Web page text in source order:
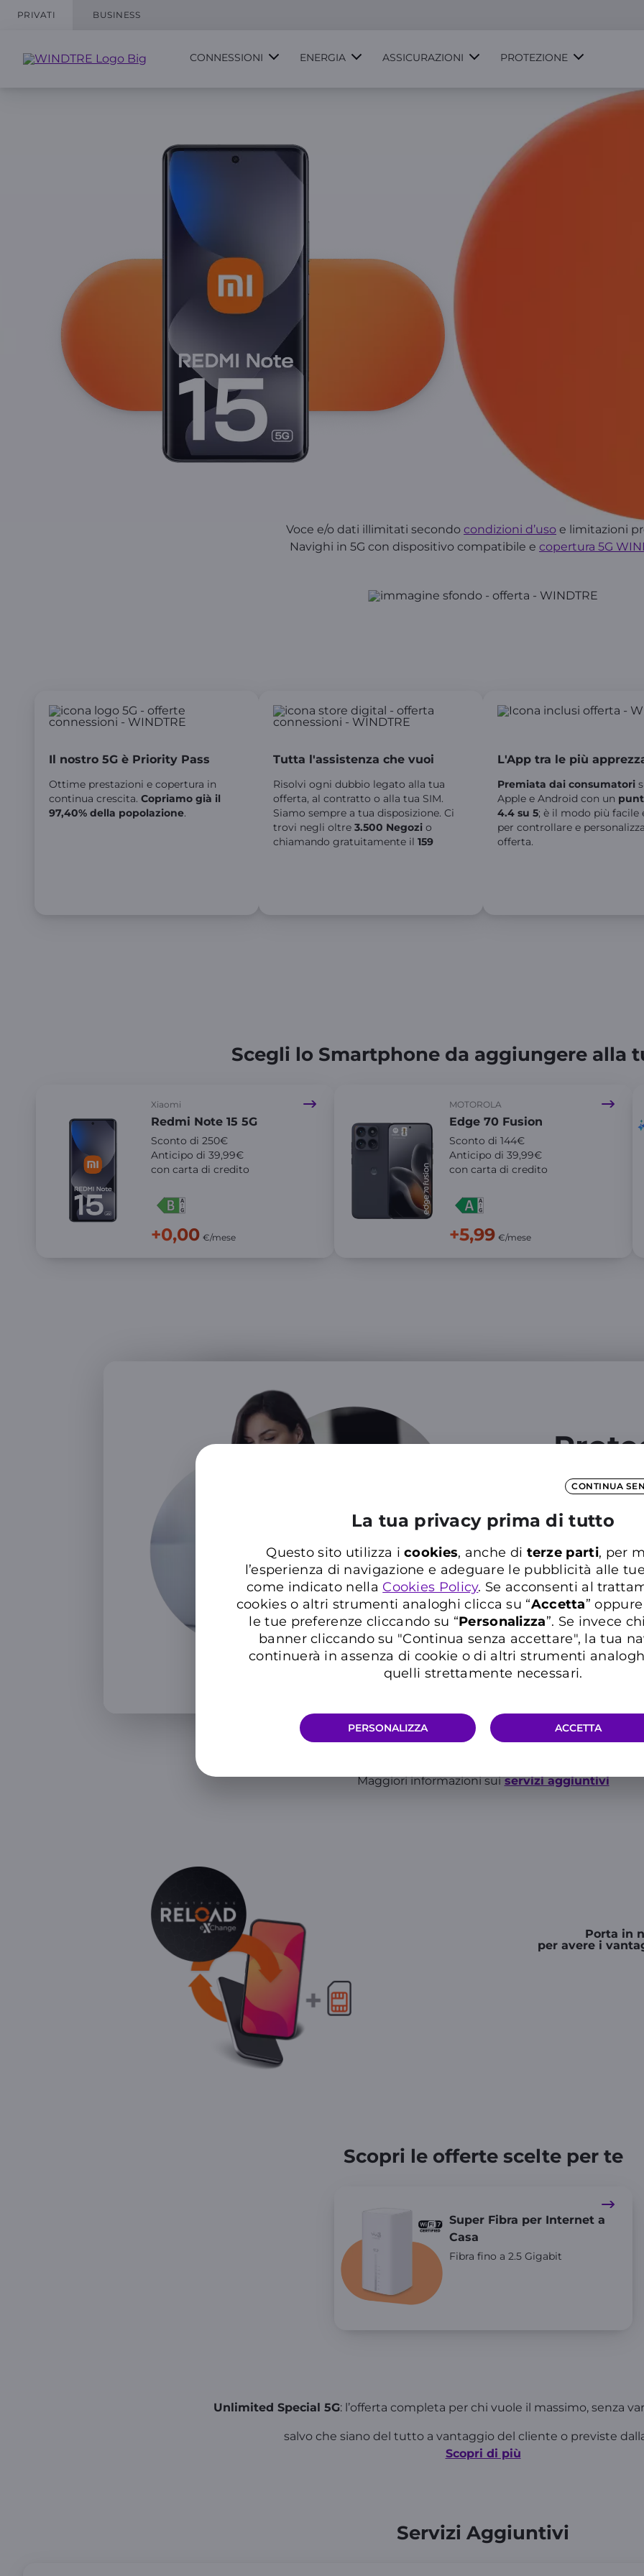
CONTINUA
La tua privacy prima di tutto
Questo sito utilizza icookies, anche di terze parti, per
l’esperienza di navigazione e adeguare le pubblicità alle
come indicato nella Cookies Policy. Se acconsenti al
cookies o altri strumenti analoghi clicca su “Accetta”
le tue preferenze cliccando su “Personalizza”. Se invece
banner cliccando su "Continua senza accettare", la tua
continuerà in assenza di cookie o di altri strumenti
quelli strettamente necessari.
PERSONALIZZA ACCETTA
PRIVATI BUSINESS
CONNESSIONI ENERGIA ASSICURAZIONI PROTEZIONE
Voce e/o dati illimitati secondo condizioni d’uso e limitazioni
Navighi in 5G con dispositivo compatibile e copertura 5G
Il nostro 5G è Priority Pass
Ottime prestazioni e copertura in
continua crescita. Copriamo già il
97,40% della popolazione.
Tutta l'assistenza che vuoi
Risolvi ogni dubbio legato alla tua
offerta, al contratto o alla tua SIM.
Siamo sempre a tua disposizione. Ci
trovi negli oltre 3.500 Negozi o
chiamando gratuitamente il 159
L'App tra le più
Premiata dai consumatori
Apple e Android con un
4.4 su 5; è il modo più facile
per controllare e
offerta.
Scegli lo Smartphone da aggiungere alla
Xiaomi
Redmi Note 15 5G
Sconto di 250€
Anticipo di 39,99€
con carta di credito
+0,00 €/mese
MOTOROLA
Edge 70 Fusion
Sconto di 144€
Anticipo di 39,99€
con carta di credito
+5,99 €/mese
con
1°
100
Maggiori informazioni sui servizi aggiuntivi
Porta in
per avere i
Scopri le offerte scelte per te
Super Fibra per Internet a
Casa
Fibra fino a 2.5 Gigabit
Unlimited Special 5G: l’offerta completa per chi vuole il massimo, senza
salvo che siano del tutto a vantaggio del cliente o previste
Scopri di più
Servizi Aggiuntivi